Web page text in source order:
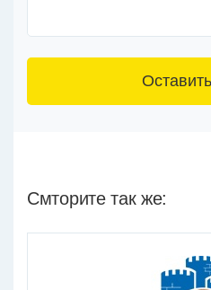
Смторите так же: